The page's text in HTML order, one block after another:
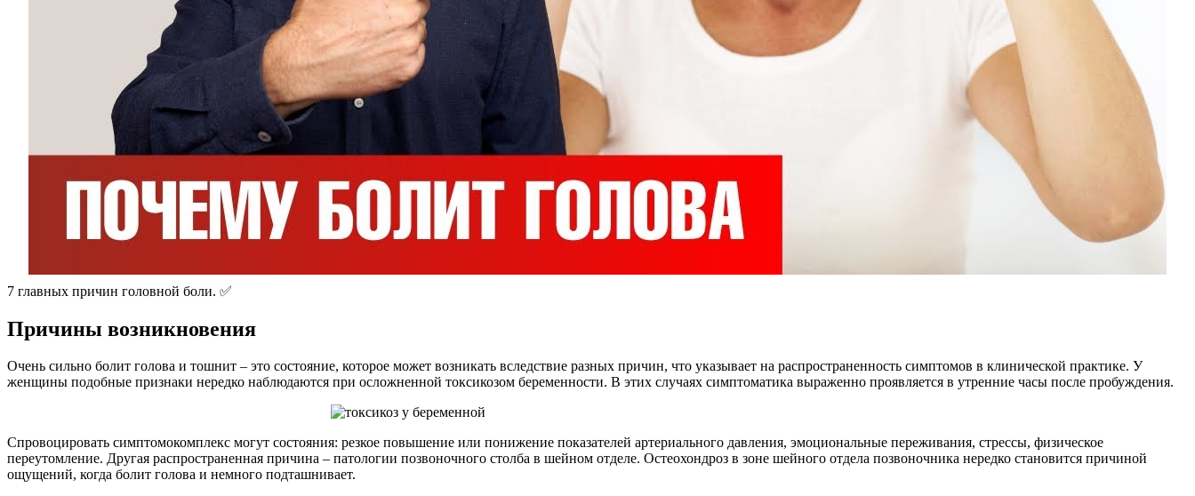
7 главных причин головной боли. ✅
Причины возникновения
Очень сильно болит голова и тошнит – это состояние, которое может возникать вследствие разных причин, что указывает на распространенность симптомов в клинической практике. У
женщины подобные признаки нередко наблюдаются при осложненной токсикозом беременности. В этих случаях симптоматика выраженно проявляется в утренние часы после пробуждения.
Спровоцировать симптомокомплекс могут состояния: резкое повышение или понижение показателей артериального давления, эмоциональные переживания, стрессы, физическое
переутомление. Другая распространенная причина – патологии позвоночного столба в шейном отделе. Остеохондроз в зоне шейного отдела позвоночника нередко становится причиной
ощущений, когда болит голова и немного подташнивает.